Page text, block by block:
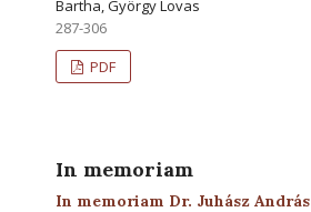
Bartha, György Lovas
287-306
PDF
In memoriam
In memoriam Dr. Juhász András